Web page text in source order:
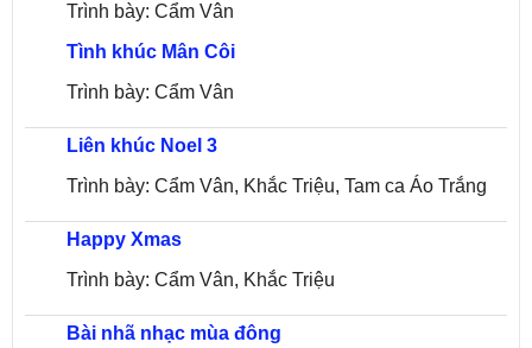
Trình bày: Cẩm Vân
Tình khúc Mân Côi
Trình bày: Cẩm Vân
Liên khúc Noel 3
Trình bày: Cẩm Vân, Khắc Triệu, Tam ca Áo Trắng
Happy Xmas
Trình bày: Cẩm Vân, Khắc Triệu
Bài nhã nhạc mùa đông